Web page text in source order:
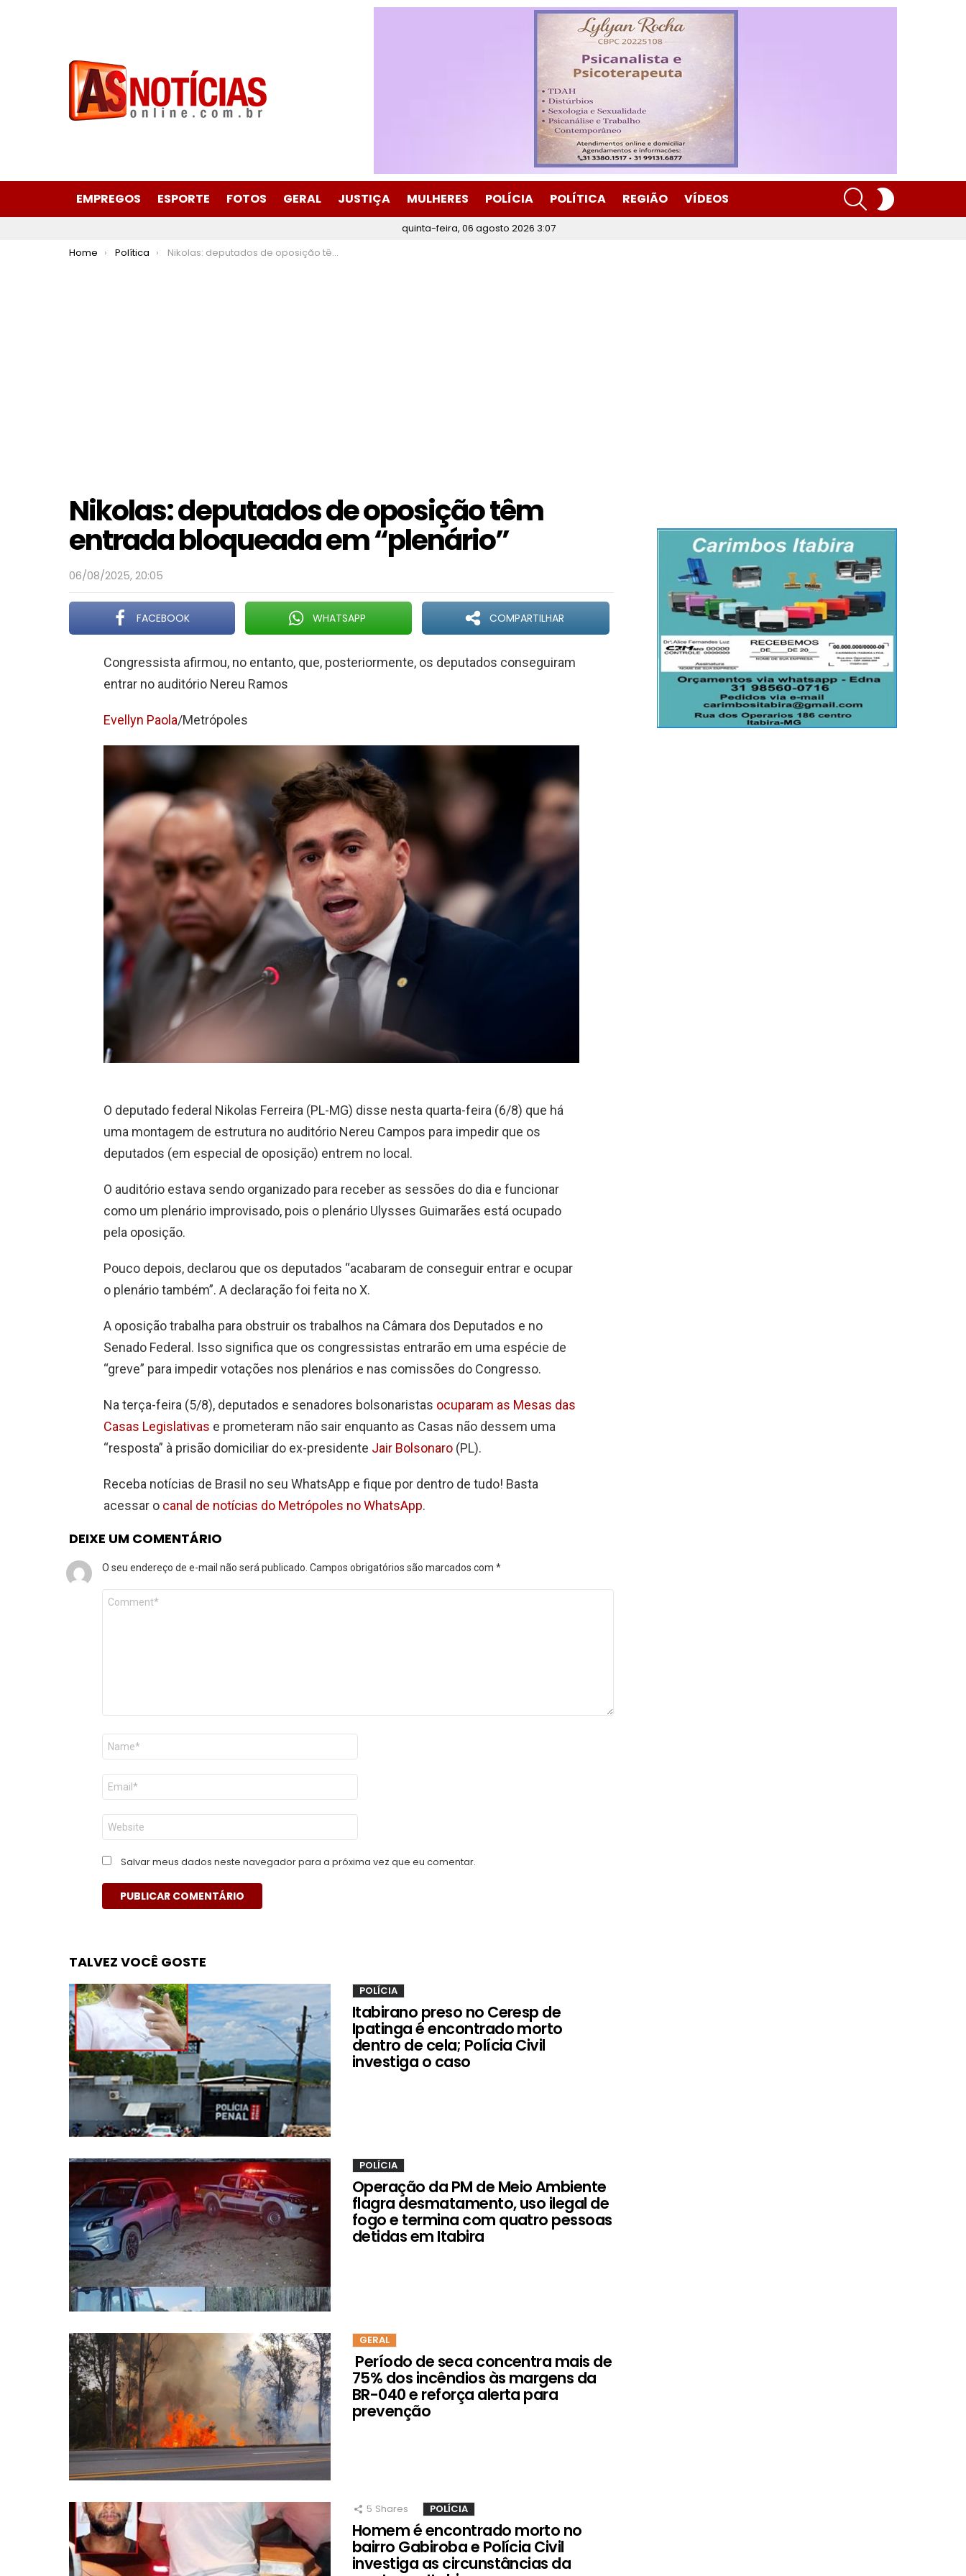
EMPREGOS ESPORTE FOTOS GERAL JUSTIÇA MULHERES POLÍCIA POLÍTICA REGIÃO VÍDEOS
SEARCH
quinta-feira, 06 agosto 2026 3:07
You are here:
Home Política Nikolas: deputados de oposição têm entrada bloqueada em “plenário”
Nikolas: deputados de oposição têm
entrada bloqueada em “plenário”
06/08/2025, 20:05
FACEBOOK WHATSAPP COMPARTILHAR
Congressista afirmou, no entanto, que, posteriormente, os deputados conseguiram
entrar no auditório Nereu Ramos
Evellyn Paola/Metrópoles
O deputado federal Nikolas Ferreira (PL-MG) disse nesta quarta-feira (6/8) que há
uma montagem de estrutura no auditório Nereu Campos para impedir que os
deputados (em especial de oposição) entrem no local.
O auditório estava sendo organizado para receber as sessões do dia e funcionar
como um plenário improvisado, pois o plenário Ulysses Guimarães está ocupado
pela oposição.
Pouco depois, declarou que os deputados “acabaram de conseguir entrar e ocupar
o plenário também”. A declaração foi feita no X.
A oposição trabalha para obstruir os trabalhos na Câmara dos Deputados e no
Senado Federal. Isso significa que os congressistas entrarão em uma espécie de
“greve” para impedir votações nos plenários e nas comissões do Congresso.
Na terça-feira (5/8), deputados e senadores bolsonaristas ocuparam as Mesas das
Casas Legislativas e prometeram não sair enquanto as Casas não dessem uma
“resposta” à prisão domiciliar do ex-presidente Jair Bolsonaro (PL).
Receba notícias de Brasil no seu WhatsApp e fique por dentro de tudo! Basta
acessar o canal de notícias do Metrópoles no WhatsApp.
DEIXE UM COMENTÁRIO
O seu endereço de e-mail não será publicado. Campos obrigatórios são marcados com *
Comentário
Nome
E-
mail
*
Site
Salvar meus dados neste navegador para a próxima vez que eu comentar.
TALVEZ VOCÊ GOSTE
POLÍCIA
Itabirano preso no Ceresp de
Ipatinga é encontrado morto
dentro de cela; Polícia Civil
investiga o caso
POLÍCIA
Operação da PM de Meio Ambiente
flagra desmatamento, uso ilegal de
fogo e termina com quatro pessoas
detidas em Itabira
GERAL
Período de seca concentra mais de
75% dos incêndios às margens da
BR-040 e reforça alerta para
prevenção
5 Shares POLÍCIA
Homem é encontrado morto no
bairro Gabiroba e Polícia Civil
investiga as circunstâncias da